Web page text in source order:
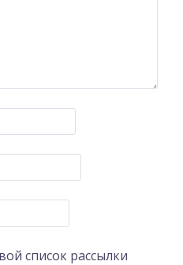
список рассылки